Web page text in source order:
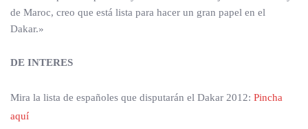
de Maroc, creo que está lista para hacer un gran papel en el
Dakar.»
DE INTERES
Mira la lista de españoles que disputarán el Dakar 2012: Pincha
aquí